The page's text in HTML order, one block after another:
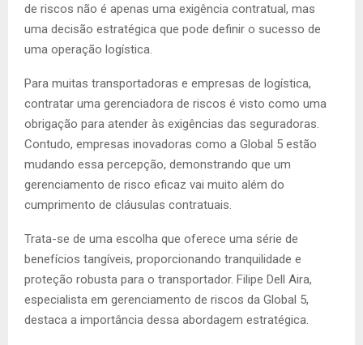
de riscos não é apenas uma exigência contratual, mas
uma decisão estratégica que pode definir o sucesso de
uma operação logística.
Para muitas transportadoras e empresas de logística,
contratar uma gerenciadora de riscos é visto como uma
obrigação para atender às exigências das seguradoras.
Contudo, empresas inovadoras como a Global 5 estão
mudando essa percepção, demonstrando que um
gerenciamento de risco eficaz vai muito além do
cumprimento de cláusulas contratuais.
Trata-se de uma escolha que oferece uma série de
benefícios tangíveis, proporcionando tranquilidade e
proteção robusta para o transportador. Filipe Dell Aira,
especialista em gerenciamento de riscos da Global 5,
destaca a importância dessa abordagem estratégica.